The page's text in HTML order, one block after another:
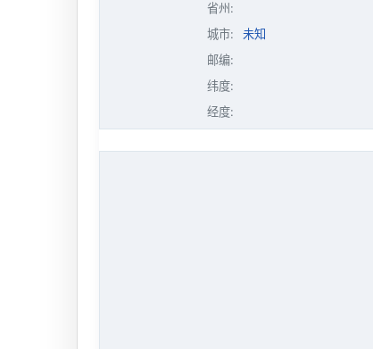
省州:
城市:
未知
邮编:
纬度:
经度: